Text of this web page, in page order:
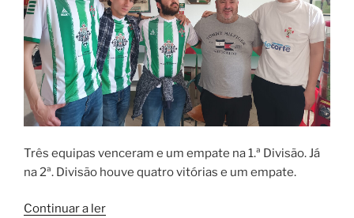
Três equipas venceram e um empate na 1.ª Divisão. Já
na 2ª. Divisão houve quatro vitórias e um empate.
Continuar a ler“Resultados